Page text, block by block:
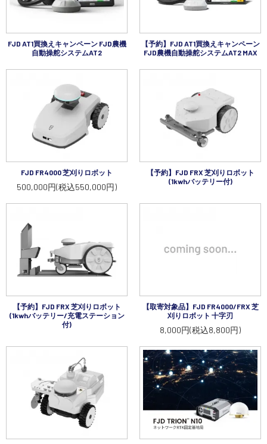
FJD AT1買換えキャンペーン FJD農機
自動操舵システムAT2
【予約】FJD AT1買換えキャンペーン
FJD農機自動操舵システムAT2 MAX
FJD FR4000 芝刈りロボット
500,000円(税込550,000円)
【予約】FJD FRX 芝刈りロボット
(1kwhバッテリー付)
【予約】FJD FRX 芝刈りロボット
(1kwhバッテリー/充電ステーション
付)
【取寄対象品】FJD FR4000/FRX 芝
刈りロボット 十字刃
8,000円(税込8,800円)